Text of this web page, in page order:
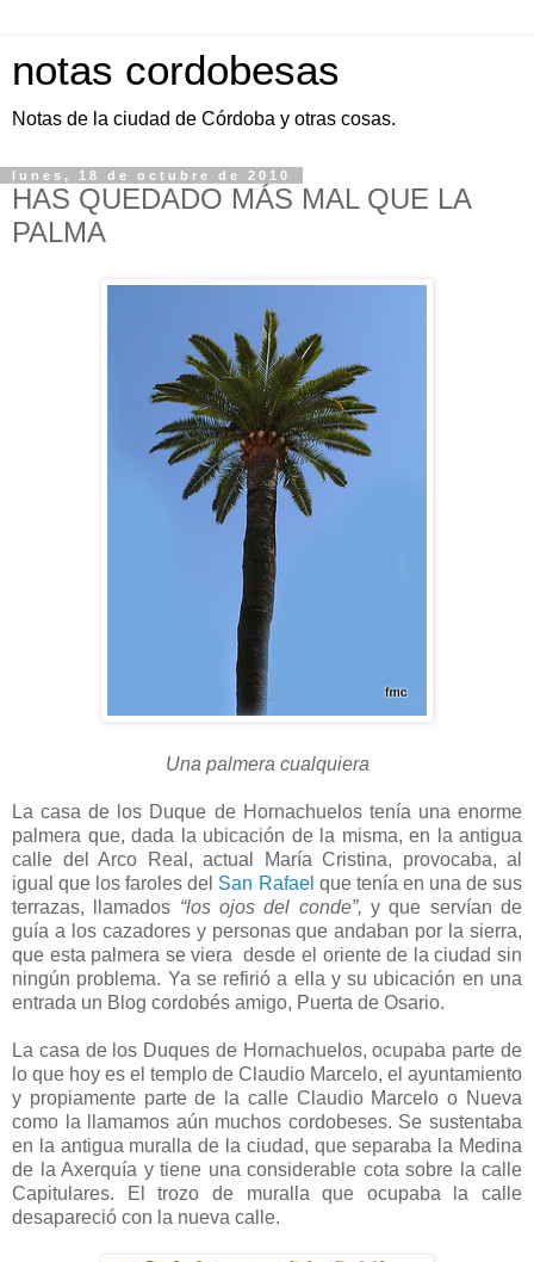
notas cordobesas
Notas de la ciudad de Córdoba y otras cosas.
lunes, 18 de octubre de 2010
HAS QUEDADO MÁS MAL QUE LA
PALMA
Una palmera cualquiera
La casa de los Duque de Hornachuelos tenía una enorme
palmera que, dada la ubicación de la misma, en la antigua
calle del Arco Real, actual María Cristina, provocaba, al
igual que los faroles del San Rafael que tenía en una de sus
terrazas, llamados “los ojos del conde”, y que servían de
guía a los cazadores y personas que andaban por la sierra,
que esta palmera se viera desde el oriente de la ciudad sin
ningún problema. Ya se refirió a ella y su ubicación en una
entrada un Blog cordobés amigo, Puerta de Osario.
La casa de los Duques de Hornachuelos, ocupaba parte de
lo que hoy es el templo de Claudio Marcelo, el ayuntamiento
y propiamente parte de la calle Claudio Marcelo o Nueva
como la llamamos aún muchos cordobeses. Se sustentaba
en la antigua muralla de la ciudad, que separaba la Medina
de la Axerquía y tiene una considerable cota sobre la calle
Capitulares. El trozo de muralla que ocupaba la calle
desapareció con la nueva calle.